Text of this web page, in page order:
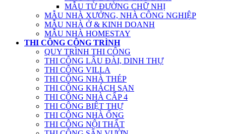
MẪU TỪ ĐƯỜNG CHỮ NHỊ
MẪU NHÀ XƯỞNG, NHÀ CÔNG NGHIỆP
MẪU NHÀ Ở & KINH DOANH
MẪU NHÀ HOMESTAY
THI CÔNG CÔNG TRÌNH
QUY TRÌNH THI CÔNG
THI CÔNG LÂU ĐÀI, DINH THỰ
THI CÔNG VILLA
THI CÔNG NHÀ THÉP
THI CÔNG KHÁCH SẠN
THI CÔNG NHÀ CẤP 4
THI CÔNG BIỆT THỰ
THI CÔNG NHÀ ỐNG
THI CÔNG NỘI THẤT